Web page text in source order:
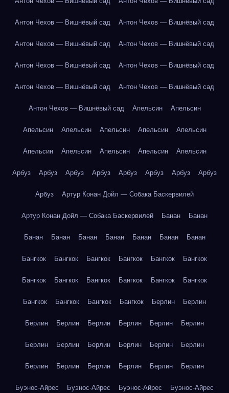
Антон Чехов — Вишнёвый сад Антон Чехов — Вишнёвый сад
Антон Чехов — Вишнёвый сад Антон Чехов — Вишнёвый сад
Антон Чехов — Вишнёвый сад Антон Чехов — Вишнёвый сад
Антон Чехов — Вишнёвый сад Антон Чехов — Вишнёвый сад
Антон Чехов — Вишнёвый сад Апельсин Апельсин
Апельсин Апельсин Апельсин Апельсин Апельсин
Апельсин Апельсин Апельсин Апельсин Апельсин
Арбуз Арбуз Арбуз Арбуз Арбуз Арбуз Арбуз Арбуз
Арбуз Артур Конан Дойл — Собака Баскервилей
Артур Конан Дойл — Собака Баскервилей Банан Банан
Банан Банан Банан Банан Банан Банан Банан
Бангкок Бангкок Бангкок Бангкок Бангкок Бангкок
Бангкок Бангкок Бангкок Бангкок Бангкок Бангкок
Бангкок Бангкок Бангкок Бангкок Берлин Берлин
Берлин Берлин Берлин Берлин Берлин Берлин
Берлин Берлин Берлин Берлин Берлин Берлин
Берлин Берлин Берлин Берлин Берлин Берлин
Буэнос-Айрес Буэнос-Айрес Буэнос-Айрес Буэнос-Айрес